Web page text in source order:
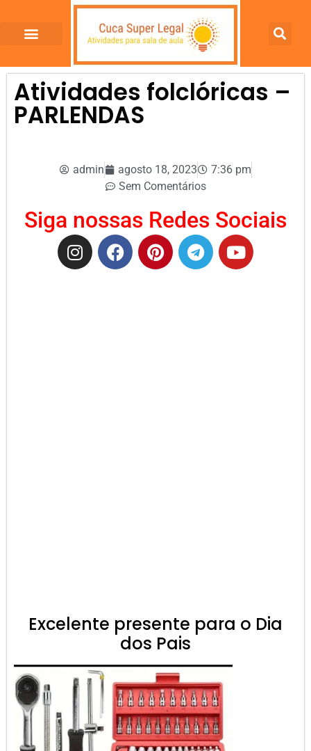
Atividades folclóricas –
PARLENDAS
admin agosto 18, 2023
7:36 pm
Sem Comentários
Siga nossas Redes Sociais
Excelente presente para o Dia
dos Pais